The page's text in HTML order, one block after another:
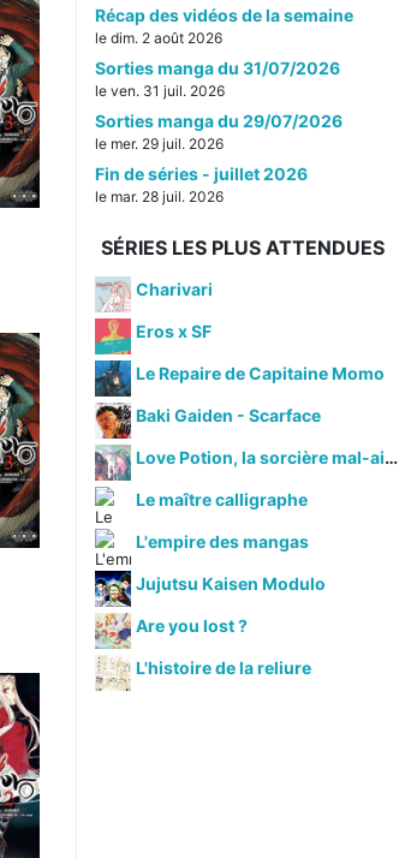
Récap des vidéos de la semaine
le dim. 2 août 2026
Sorties manga du 31/07/2026
le ven. 31 juil. 2026
Sorties manga du 29/07/2026
le mer. 29 juil. 2026
Fin de séries - juillet 2026
le mar. 28 juil. 2026
SÉRIES LES PLUS ATTENDUES
Charivari
Eros x SF
Le Repaire de Capitaine Momo
Baki Gaiden - Scarface
Love Potion, la sorcière mal-aimée
Le maître calligraphe
L'empire des mangas
Jujutsu Kaisen Modulo
Are you lost ?
L'histoire de la reliure